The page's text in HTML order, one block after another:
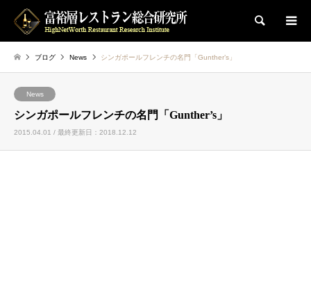
検索
ブログ News シンガポールフレンチの名門「Gunther’s」
News
シンガポールフレンチの名門「Gunther’s」
2015.04.01 / 最終更新日：2018.12.12